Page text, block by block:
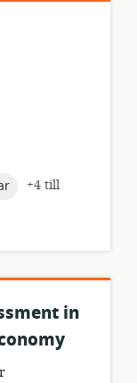
+4 till
in